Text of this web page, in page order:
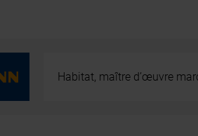
Habitat, maître d’œuvre